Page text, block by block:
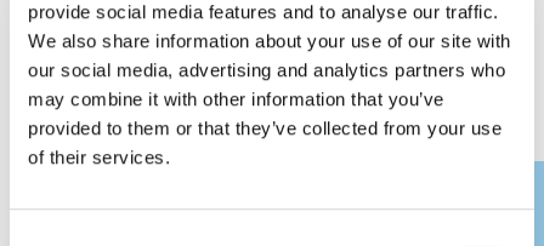
provide social media features and to analyse our traffic.
We also share information about your use of our site with
our social media, advertising and analytics partners who
may combine it with other information that you’ve
provided to them or that they’ve collected from your use
of their services.
Nos derniers
communiqués de presse
08.09.2025